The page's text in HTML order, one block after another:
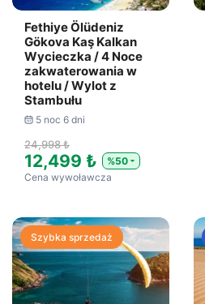
Fethiye Ölüdeniz
Gökova Kaş Kalkan
Wycieczka / 4 Noce
zakwaterowania w
hotelu / Wylot z
Stambułu
5 noc 6 dni
24,998 ₺
12,499 ₺
%50
Cena wywoławcza
Szybka sprzedaż